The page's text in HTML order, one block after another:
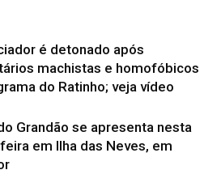
é detonado após
machistas e homofóbicos
do Ratinho; veja vídeo
Grandão se apresenta nesta
em Ilha das Neves, em